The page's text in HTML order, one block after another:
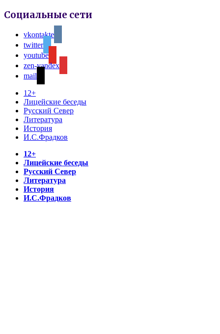
Социальные сети
vkontakte
twitter
youtube
zen-yandex
mail
12+
Лицейские беседы
Русский Север
Литература
История
И.С.Фрадков
12+
Лицейские беседы
Русский Север
Литература
История
И.С.Фрадков